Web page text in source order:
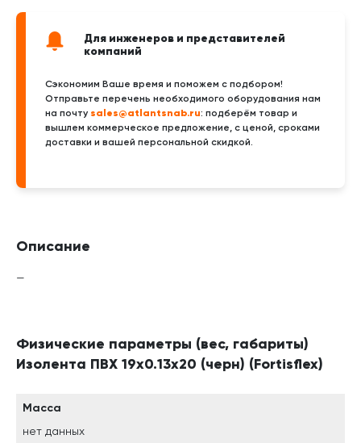
Для инженеров и представителей
компаний
Сэкономим Ваше время и поможем с подбором!
Отправьте перечень необходимого оборудования нам
на почту sales@atlantsnab.ru: подберём товар и
вышлем коммерческое предложение, с ценой, сроками
доставки и вашей персональной скидкой.
Описание
—
Физические параметры (вес, габариты)
Изолента ПВХ 19х0.13x20 (черн) (Fortisflex)
Масса
нет данных